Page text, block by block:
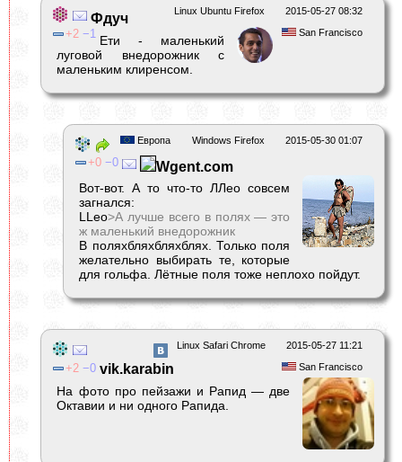
2015-05-27 08:32
Linux Ubuntu Firefox
San Francisco
2 1
Фдуч
Ети - маленький
луговой внедорожник с
маленьким клиренсом.
2015-05-30 01:07
Windows Firefox
Европа
0 0 Wgent.com
Вот-вот. А то что-то ЛЛео совсем
загнался:
LLeo>А лучше всего в полях — это
ж маленький внедорожник
В поляхбляхбляхблях. Только поля
желательно выбирать те, которые
для гольфа. Лётные поля тоже неплохо пойдут.
2015-05-27 11:21
Linux Safari Chrome
San Francisco
2 0 vik.karabin
На фото про пейзажи и Рапид ― две
Октавии и ни одного Рапида.